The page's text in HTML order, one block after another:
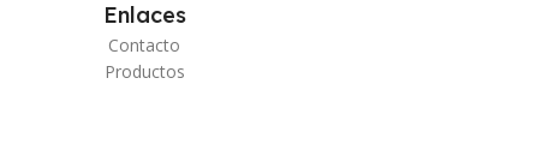
Enlaces
Contacto
Productos